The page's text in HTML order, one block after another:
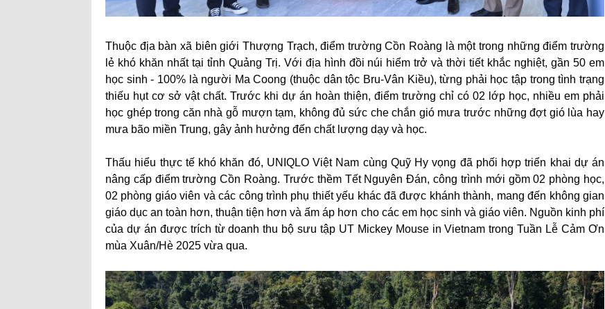
Thuộc địa bàn xã biên giới Thượng Trạch, điểm trường Cồn Roàng là một trong những điểm trường
lẻ khó khăn nhất tại tỉnh Quảng Trị. Với địa hình đồi núi hiểm trở và thời tiết khắc nghiệt, gần 50 em
học sinh - 100% là người Ma Coong (thuộc dân tộc Bru-Vân Kiều), từng phải học tập trong tình trạng
thiếu hụt cơ sở vật chất. Trước khi dự án hoàn thiện, điểm trường chỉ có 02 lớp học, nhiều em phải
học ghép trong căn nhà gỗ mượn tạm, không đủ sức che chắn gió mưa trước những đợt gió lùa hay
mưa bão miền Trung, gây ảnh hưởng đến chất lượng dạy và học.
Thấu hiểu thực tế khó khăn đó, UNIQLO Việt Nam cùng Quỹ Hy vọng đã phối hợp triển khai dự án
nâng cấp điểm trường Cồn Roàng. Trước thềm Tết Nguyên Đán, công trình mới gồm 02 phòng học,
02 phòng giáo viên và các công trình phụ thiết yếu khác đã được khánh thành, mang đến không gian
giáo dục an toàn hơn, thuận tiện hơn và ấm áp hơn cho các em học sinh và giáo viên. Nguồn kinh phí
của dự án được trích từ doanh thu bộ sưu tập UT Mickey Mouse in Vietnam trong Tuần Lễ Cảm Ơn
mùa Xuân/Hè 2025 vừa qua.